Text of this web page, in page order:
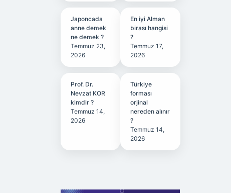
Japoncada
anne demek
ne demek ?
Temmuz 23,
2026
En iyi Alman
birası hangisi
?
Temmuz 17,
2026
Prof. Dr.
Nevzat KOR
kimdir ?
Temmuz 14,
2026
Türkiye
forması
orjinal
nereden alınır
?
Temmuz 14,
2026